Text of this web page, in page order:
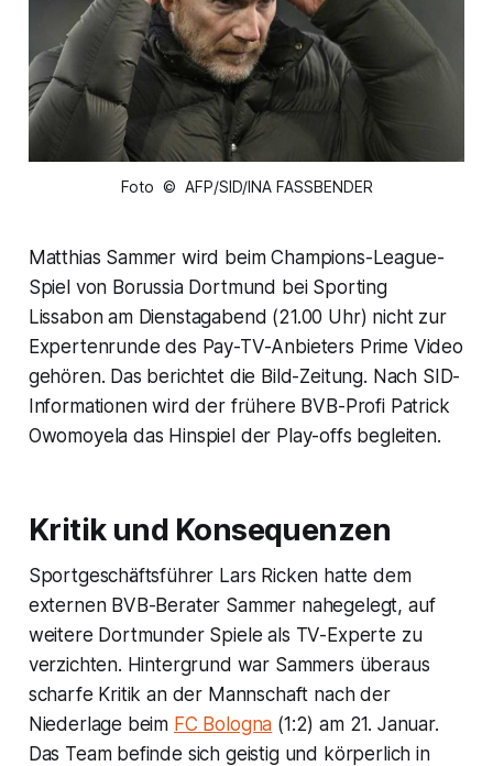
Foto © AFP/SID/INA FASSBENDER
Matthias Sammer wird beim Champions-League-
Spiel von Borussia Dortmund bei Sporting
Lissabon am Dienstagabend (21.00 Uhr) nicht zur
Expertenrunde des Pay-TV-Anbieters Prime Video
gehören. Das berichtet die Bild-Zeitung. Nach SID-
Informationen wird der frühere BVB-Profi Patrick
Owomoyela das Hinspiel der Play-offs begleiten.
Kritik und Konsequenzen
Sportgeschäftsführer Lars Ricken hatte dem
externen BVB-Berater Sammer nahegelegt, auf
weitere Dortmunder Spiele als TV-Experte zu
verzichten. Hintergrund war Sammers überaus
scharfe Kritik an der Mannschaft nach der
Niederlage beim FC Bologna (1:2) am 21. Januar.
Das Team befinde sich geistig und körperlich in